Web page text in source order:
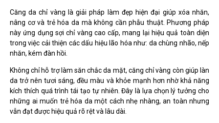
Căng da chỉ vàng là giải pháp làm đẹp hiện đại giúp xóa nhăn,
nâng cơ và trẻ hóa da mà không cần phẫu thuật. Phương pháp
này ứng dụng sợi chỉ vàng cao cấp, mang lại hiệu quả toàn diện
trong việc cải thiện các dấu hiệu lão hóa như: da chùng nhão, nếp
nhăn, kém đàn hồi.
Không chỉ hỗ trợ làm săn chắc da mặt, căng chỉ vàng còn giúp làn
da trở nên tươi sáng, đều màu và khỏe mạnh hơn nhờ khả năng
kích thích quá trình tái tạo tự nhiên. Đây là lựa chọn lý tưởng cho
những ai muốn trẻ hóa da một cách nhẹ nhàng, an toàn nhưng
vẫn đạt được hiệu quả rõ rệt và lâu dài.